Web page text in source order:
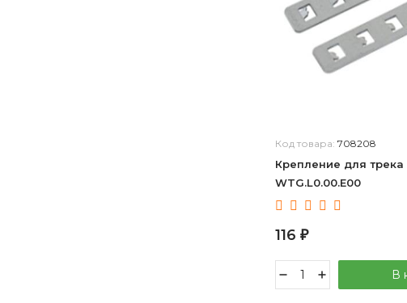
Код товара: 708208
Крепление для
WTG.L0.00.E00
116 ₽
В